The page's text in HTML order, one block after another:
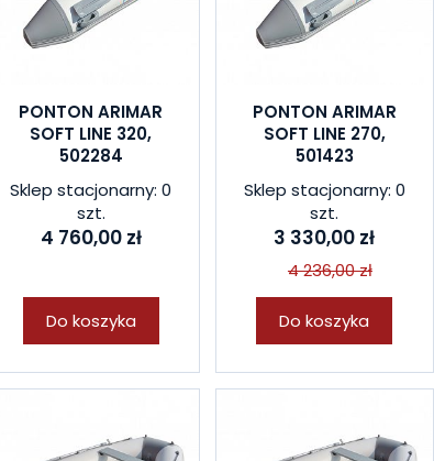
PONTON ARIMAR
SOFT LINE 320,
502284
Sklep stacjonarny: 0
szt.
4 760,00 zł
Do koszyka
PONTON ARIMAR
SOFT LINE 270,
501423
Sklep stacjonarny: 0
szt.
3 330,00 zł
4 236,00 zł
Do koszyka